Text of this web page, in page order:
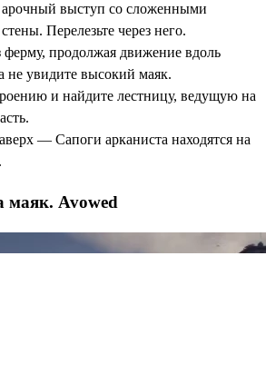
арочный выступ со сложенными
Перелезьте через него.
ферму, продолжая движение вдоль
не увидите высокий маяк.
и найдите лестницу, ведущую на
— Сапоги арканиста находятся на
маяк. Avowed